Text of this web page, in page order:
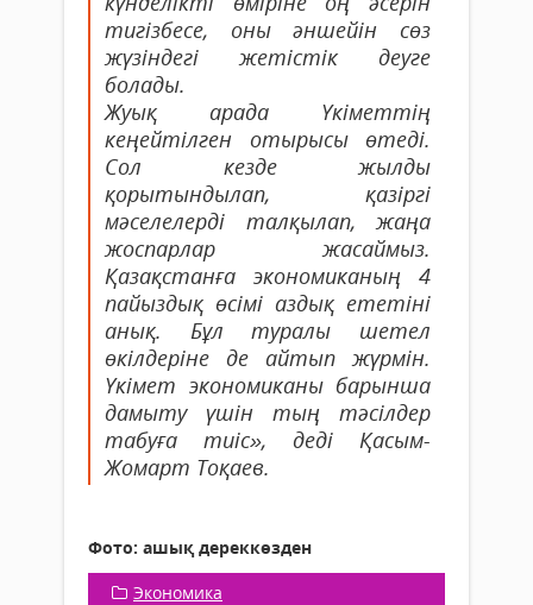
тигізбесе, оны әншейін сөз
жүзіндегі жетістік деуге
болады.
Жуық арада Үкіметтің
кеңейтілген отырысы өтеді.
Сол кезде жылды
қорытындылап, қазіргі
мәселелерді талқылап, жаңа
жоспарлар жасаймыз.
Қазақстанға экономиканың 4
пайыздық өсімі аздық ететіні
анық. Бұл туралы шетел
өкілдеріне де айтып жүрмін.
Үкімет экономиканы барынша
дамыту үшін тың тәсілдер
табуға тиіс», деді Қасым-
Жомарт Тоқаев.
Фото: ашық дереккөзден
Экономика